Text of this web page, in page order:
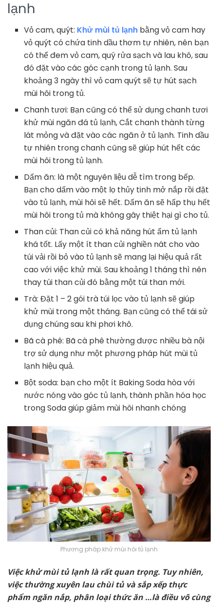
lạnh
Vỏ cam, quýt: Khử mùi tủ lạnh bằng vỏ cam hay
vỏ quýt có chứa tinh dầu thơm tự nhiên, nên bạn
có thể đem vỏ cam, quý rửa sạch và lau khô, sau
đó đặt vào các góc cạnh trong tủ lạnh. Sau
khoảng 3 ngày thì vỏ cam quýt sẽ tự hút sạch
mùi hôi trong tủ.
Chanh tươi: Bạn cũng có thể sử dụng chanh tươi
khử mùi ngăn đá tủ lạnh, Cắt chanh thành từng
lát mỏng và đặt vào các ngăn ở tủ lạnh. Tinh dầu
tự nhiên trong chanh cũng sẽ giúp hút hết các
mùi hôi trong tủ lạnh.
Dấm ăn: là một nguyên liệu dễ tìm trong bếp.
Bạn cho dấm vào một lọ thủy tinh mở nắp rồi đặt
vào tủ lạnh, mùi hôi sẽ hết. Dấm ăn sẽ hấp thụ hết
mùi hôi trong tủ mà không gây thiệt hại gì cho tủ.
Than củi: Than củi có khả năng hút ẩm tủ lạnh
khá tốt. Lấy một ít than củi nghiền nát cho vào
túi vải rồi bỏ vào tủ lạnh sẽ mang lại hiệu quả rất
cao với việc khử mùi. Sau khoảng 1 tháng thì nên
thay túi than củi đó bằng một túi than mới.
Trà: Đặt 1 – 2 gói trà túi lọc vào tủ lạnh sẽ giúp
khử mùi trong một tháng. Bạn cũng có thể tái sử
dụng chúng sau khi phơi khô.
Bã cà phê: Bã cà phê thường được nhiều bà nội
trợ sử dụng như một phương pháp hút mùi tủ
lạnh hiệu quả.
Bột soda: bạn cho một ít Baking Soda hòa với
nước nóng vào góc tủ lạnh, thành phần hóa học
trong Soda giúp giảm mùi hôi nhanh chóng
Phương pháp khử mùi hôi tủ lạnh
Việc khử mùi tủ lạnh là rất quan trọng. Tuy nhiên,
việc thường xuyên lau chùi tủ và sắp xếp thực
phẩm ngăn nắp, phân loại thức ăn …là điều vô cùng